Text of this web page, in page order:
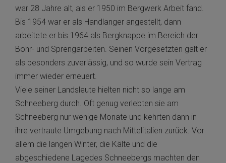
war 28 Jahre alt, als er 1950 im Bergwerk Arbeit fand.
Bis 1954 war er als Handlanger angestellt, dann
arbeitete er bis 1964 als Bergknappe im Bereich der
Bohr- und Sprengarbeiten. Seinen Vorgesetzten galt er
als besonders zuverlässig, und so wurde sein Vertrag
immer wieder erneuert.
Viele seiner Landsleute hielten nicht so lange am
Schneeberg durch. Oft genug verlebten sie am
Schneeberg nur wenige Monate und kehrten dann in
ihre vertraute Umgebung nach Mittelitalien zurück. Vor
allem die langen Winter, die Kälte und die
abgeschiedene Lagedes Schneebergs machten den